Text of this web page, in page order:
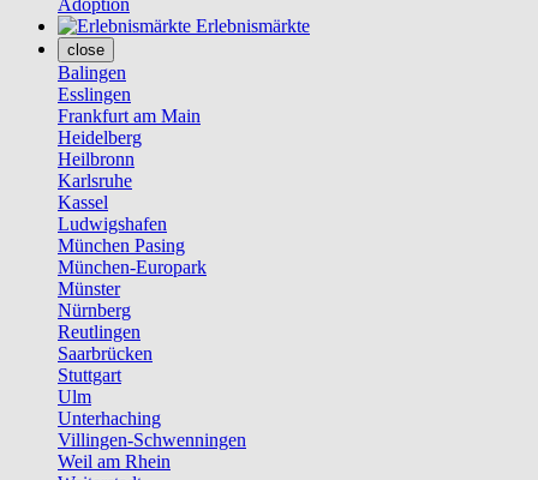
Adoption
Erlebnismärkte
close
Balingen
Esslingen
Frankfurt am Main
Heidelberg
Heilbronn
Karlsruhe
Kassel
Ludwigshafen
München Pasing
München-Europark
Münster
Nürnberg
Reutlingen
Saarbrücken
Stuttgart
Ulm
Unterhaching
Villingen-Schwenningen
Weil am Rhein